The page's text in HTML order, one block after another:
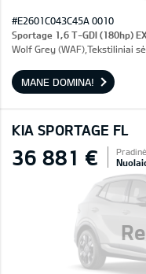
#E2601C043C45A 0010
Sportage 1,6 T-GDI (180hp)
Wolf Grey (WAF),Tekstiliniai
MANE DOMINA!
KIA SPORTAGE FL
36 881 €